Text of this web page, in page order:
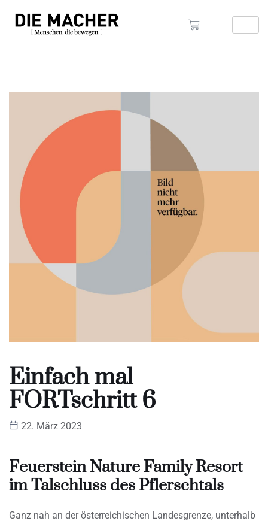
Einfach mal
FORTschritt 6
22. März 2023
Feuerstein Nature Family Resort
im Talschluss des Pflerschtals
Ganz nah an der österreichischen Landesgrenze, unterhalb